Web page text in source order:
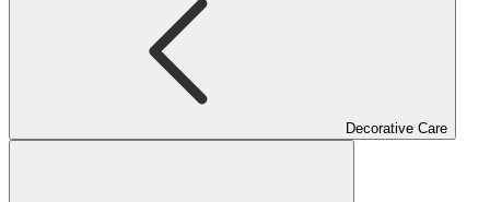
Decorative Care